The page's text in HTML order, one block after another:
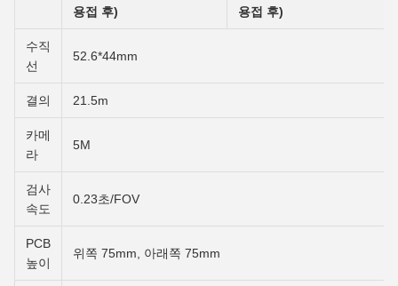
용접 후)
용접 후)
수직
선
52.6*44mm
결의 21.5m
카메
라
5M
검사
속도
0.23초/FOV
PCB
높이
위쪽 75mm, 아래쪽 75mm